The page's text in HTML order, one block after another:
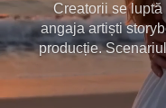
Creatorii se
angaja artiști
producție.
generează
descrierile